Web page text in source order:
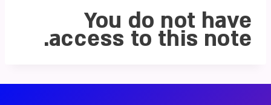
You do not have
access to this note.